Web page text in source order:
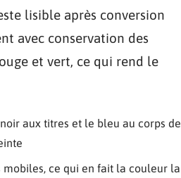
lisible après conversion
avec conservation des
et vert, ce qui rend le
aux titres et le bleu au corps de
ce qui en fait la couleur la